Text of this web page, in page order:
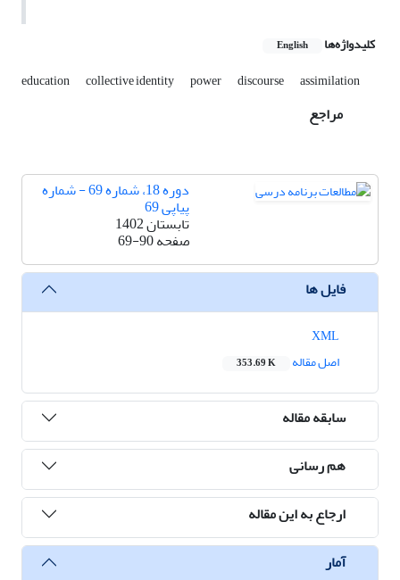
کلیدواژه‌ها English
education collective identity power discourse assimilation
مراجع
دوره 18، شماره 69 - شماره
پیاپی 69
تابستان 1402
صفحه69-90
فایل ها
اصل مقاله
353.69 K
سابقه مقاله
هم رسانی
ارجاع به این مقاله
آمار